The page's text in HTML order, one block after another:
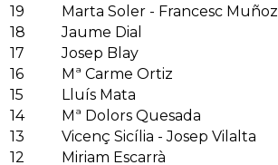
19
Marta Soler - Francesc Muñoz
18
Jaume Dial
17
Josep Blay
16
Mª Carme Ortiz
15
Lluís Mata
14
Mª Dolors Quesada
13
Vicenç Sicília - Josep Vilalta
12
Miriam Escarrà